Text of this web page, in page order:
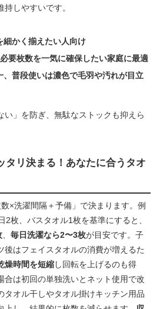
しやすいです。
細かく揃えたい人向け
要枚数を一気に確保したい家庭に最適
、普段使いは濃色で毛羽や汚れが目立
い」を防ぎ、無駄なストックも抑えら
タリ決まる！あなたに合うタオ
×洗濯間隔＋予備」で決まります。例
2枚、バスタオル1枚を基準にすると、
、 毎日洗濯なら2〜3枚が目安です。子
後はフェイスタオルの消費が増えるた
燥時間を短縮し回転を上げるのも得
合は初回の単独洗いとネット使用で改
タオル干しやタオル掛けキッチン用品